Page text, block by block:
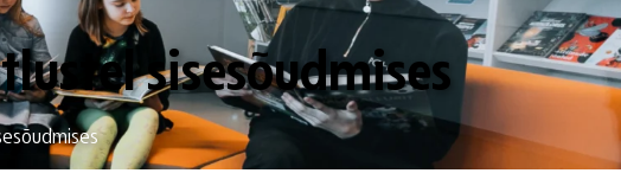
sisesõudmises